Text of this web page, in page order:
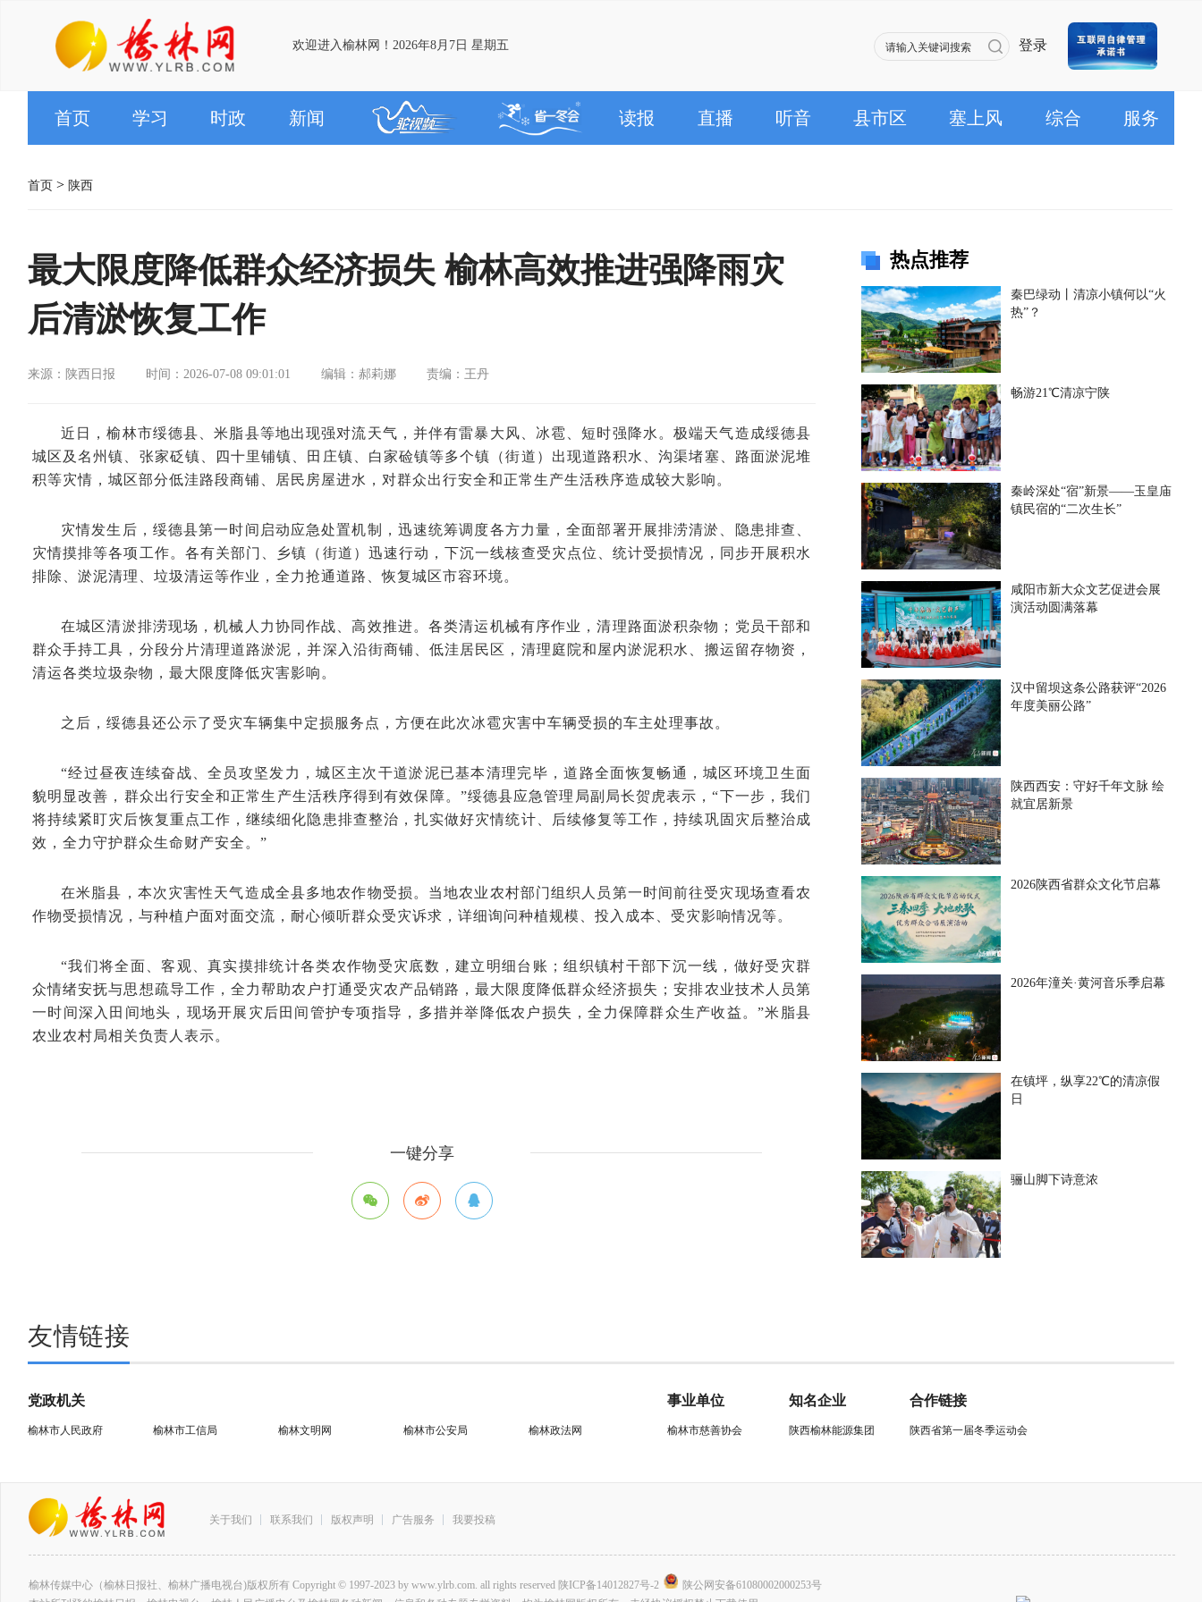
欢迎进入榆林网！2026年8月7日 星期五 登录
首页 学习 时政 新闻 读报 直播 听音 县市区 塞上风 综合 服务
首页 > 陕西
最大限度降低群众经济损失 榆林高效推进强降雨灾
后清淤恢复工作
来源：陕西日报 时间：2026-07-08 09:01:01 编辑：郝莉娜 责编：王丹
近日，榆林市绥德县、米脂县等地出现强对流天气，并伴有雷暴大风、冰雹、短时强降水。极端天气造成绥德县
城区及名州镇、张家砭镇、四十里铺镇、田庄镇、白家硷镇等多个镇（街道）出现道路积水、沟渠堵塞、路面淤泥堆
积等灾情，城区部分低洼路段商铺、居民房屋进水，对群众出行安全和正常生产生活秩序造成较大影响。
灾情发生后，绥德县第一时间启动应急处置机制，迅速统筹调度各方力量，全面部署开展排涝清淤、隐患排查、
灾情摸排等各项工作。各有关部门、乡镇（街道）迅速行动，下沉一线核查受灾点位、统计受损情况，同步开展积水
排除、淤泥清理、垃圾清运等作业，全力抢通道路、恢复城区市容环境。
在城区清淤排涝现场，机械人力协同作战、高效推进。各类清运机械有序作业，清理路面淤积杂物；党员干部和
群众手持工具，分段分片清理道路淤泥，并深入沿街商铺、低洼居民区，清理庭院和屋内淤泥积水、搬运留存物资，
清运各类垃圾杂物，最大限度降低灾害影响。
之后，绥德县还公示了受灾车辆集中定损服务点，方便在此次冰雹灾害中车辆受损的车主处理事故。
“经过昼夜连续奋战、全员攻坚发力，城区主次干道淤泥已基本清理完毕，道路全面恢复畅通，城区环境卫生面
貌明显改善，群众出行安全和正常生产生活秩序得到有效保障。”绥德县应急管理局副局长贺虎表示，“下一步，我们
将持续紧盯灾后恢复重点工作，继续细化隐患排查整治，扎实做好灾情统计、后续修复等工作，持续巩固灾后整治成
效，全力守护群众生命财产安全。”
在米脂县，本次灾害性天气造成全县多地农作物受损。当地农业农村部门组织人员第一时间前往受灾现场查看农
作物受损情况，与种植户面对面交流，耐心倾听群众受灾诉求，详细询问种植规模、投入成本、受灾影响情况等。
“我们将全面、客观、真实摸排统计各类农作物受灾底数，建立明细台账；组织镇村干部下沉一线，做好受灾群
众情绪安抚与思想疏导工作，全力帮助农户打通受灾农产品销路，最大限度降低群众经济损失；安排农业技术人员第
一时间深入田间地头，现场开展灾后田间管护专项指导，多措并举降低农户损失，全力保障群众生产收益。”米脂县
农业农村局相关负责人表示。
一键分享
热点推荐
秦巴绿动丨清凉小镇何以“火
热”？
畅游21℃清凉宁陕
秦岭深处“宿”新景——玉皇庙
镇民宿的“二次生长”
咸阳市新大众文艺促进会展
演活动圆满落幕
汉中留坝这条公路获评“2026
年度美丽公路”
陕西西安：守好千年文脉 绘
就宜居新景
2026陕西省群众文化节启幕
2026年潼关·黄河音乐季启幕
在镇坪，纵享22℃的清凉假
日
骊山脚下诗意浓
友情链接
党政机关
榆林市人民政府 榆林市工信局 榆林文明网 榆林市公安局 榆林政法网
事业单位
榆林市慈善协会
知名企业
陕西榆林能源集团
合作链接
陕西省第一届冬季运动会
关于我们 联系我们 版权声明 广告服务 我要投稿
榆林传媒中心（榆林日报社、榆林广播电视台)版权所有 Copyright © 1997-2023 by www.ylrb.com. all rights reserved 陕ICP备14012827号-2
陕公网安备61080002000253号